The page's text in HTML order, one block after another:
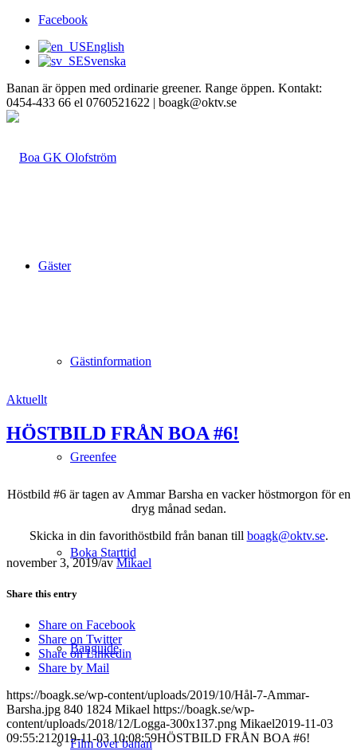
Facebook
English
Svenska
Banan är öppen med ordinarie greener. Range öppen. Kontakt:
0454-433 66 el 0760521622 | boagk@oktv.se
Gäster
Gästinformation
Greenfee
Boka Starttid
Banguide
Film över banan
Aktuellt
HÖSTBILD FRÅN BOA #6!
Höstbild #6 är tagen av Ammar Barsha en vacker höstmorgon för en
dryg månad sedan.
Skicka in din favorithöstbild från banan till boagk@oktv.se.
november 3, 2019/avMikael
Share this entry
Share on Facebook
Share on Twitter
Share on Linkedin
Share by Mail
https://boagk.se/wp-content/uploads/2019/10/Hål-7-Ammar-
Barsha.jpg 840 1824 Mikael https://boagk.se/wp-
content/uploads/2018/12/Logga-300x137.png Mikael2019-11-03
09:55:21 2019-11-03 10:08:59HÖSTBILD FRÅN BOA #6!